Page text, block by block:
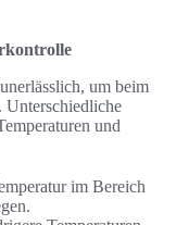
um beim
Unterschiedliche
und
im Bereich